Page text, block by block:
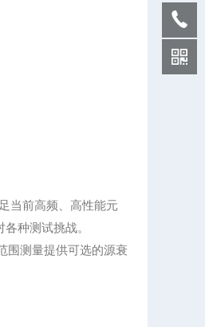
当前高频、高性能元
种测试挑战。
围测量提供可选的源衰